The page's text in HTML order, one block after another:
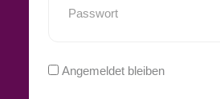
Angemeldet bleiben